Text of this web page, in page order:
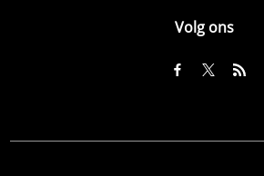
Volg ons